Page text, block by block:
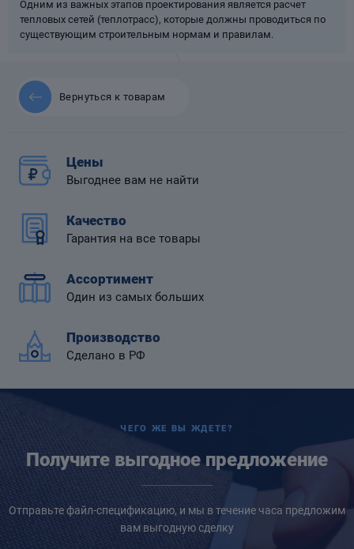
Одним из важных этапов проектирования является расчет
тепловых сетей (теплотрасс), которые должны проводиться по
существующим строительным нормам и правилам.
Вернуться к товарам
Цены
Выгоднее вам не найти
Качество
Гарантия на все товары
Ассортимент
Один из самых больших
Производство
Сделано в РФ
ЧЕГО ЖЕ ВЫ ЖДЕТЕ?
Получите выгодное предложение
Отправьте файл-спецификацию, и мы в течение часа предложим
вам выгодную сделку